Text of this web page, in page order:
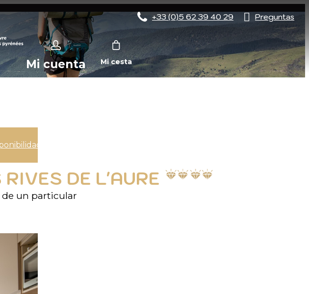
+33 (0)5 62 39 40 29 Preguntas
Mi cuenta Mi cesta
DE L'AURE
un particular